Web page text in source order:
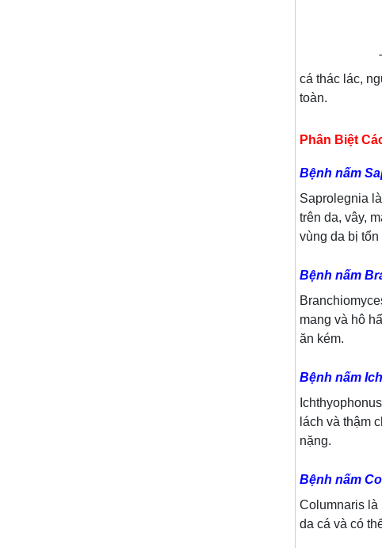
Trong bài
cá thác lác,
toàn.
Phân Biệt
Bệnh nấm
Saprolegnia
trên da, vây,
vùng da bị
Bệnh nấm
mang và hô
ăn kém.
Bệnh nấm
lách và thậm
nặng.
Bệnh nấm
Columnaris là
da cá và có